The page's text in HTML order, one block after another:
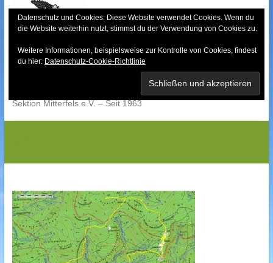
content
Bayerischer Wald-
Sektion Mitterfels e.V. – Seit 1963
Datenschutz und Cookies: Diese Website verwendet Cookies. Wenn du
die Website weiterhin nutzt, stimmst du der Verwendung von Cookies zu.
Weitere Informationen, beispielsweise zur Kontrolle von Cookies, findest
du hier: Datenschutz-Cookie-Richtlinie